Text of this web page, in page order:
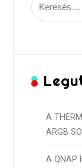
A
ARGB
A QNAP